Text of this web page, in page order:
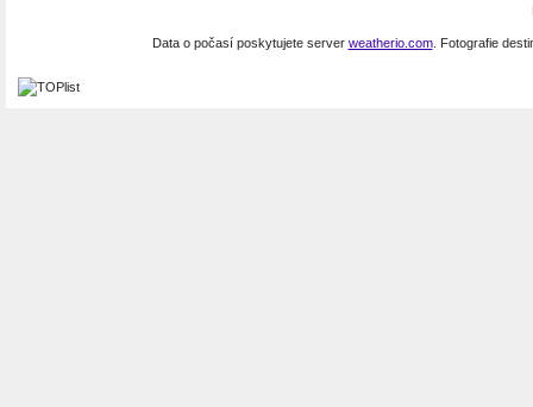
Data o počasí poskytujete server weatherio.com. Fotografie